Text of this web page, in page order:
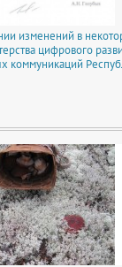
изменений в
цифрового
коммуникаций